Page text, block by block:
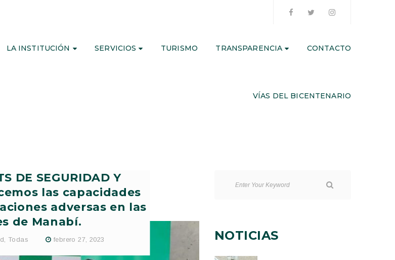
LA INSTITUCIÓN SERVICIOS TURISMO TRANSPARENCIA CONTACTO
VÍAS DEL BICENTENARIO
DE SEGURIDAD Y
las capacidades
adversas en las
de Manabí.
, Todas febrero 27, 2023 NOTICIAS